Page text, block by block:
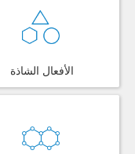
الأفعال الشاذة